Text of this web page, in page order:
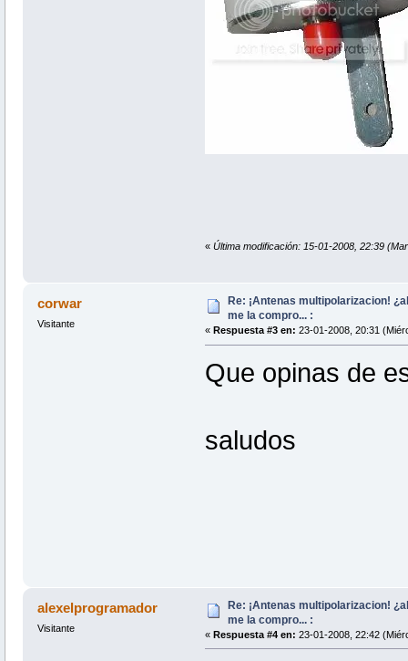
« Última modificación: 15-01-2008, 22:39
corwar
Visitante
Re: ¡Antenas multipolarizacion!
me la compro... :
« Respuesta #3 en: 23-01-2008, 20:31
Que opinas de
saludos
alexelprogramador
Visitante
Re: ¡Antenas multipolarizacion!
me la compro... :
« Respuesta #4 en: 23-01-2008, 22:42